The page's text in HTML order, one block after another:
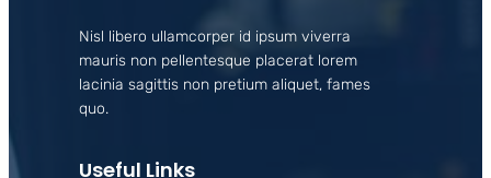
Nisl libero ullamcorper id ipsum viverra
mauris non pellentesque placerat lorem
lacinia sagittis non pretium aliquet, fames
quo.
Useful Links